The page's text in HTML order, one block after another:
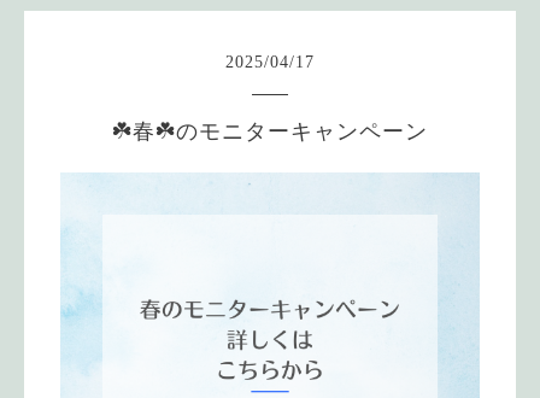
2025/04/17
☘️春☘️のモニターキャンペーン